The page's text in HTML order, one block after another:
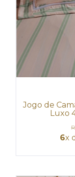
Jogo de
Luxo
6x